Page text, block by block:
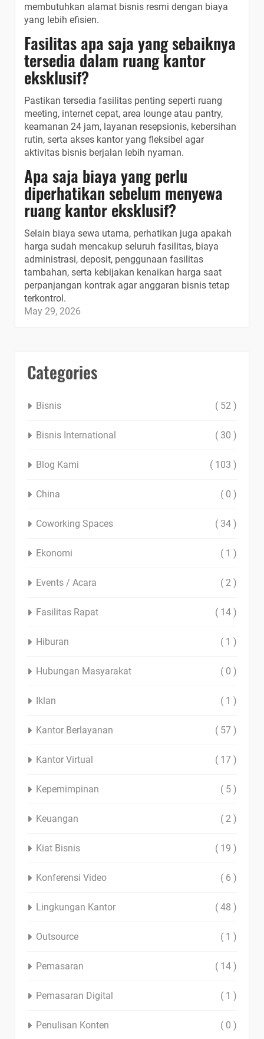
membutuhkan alamat bisnis resmi dengan biaya
yang lebih efisien.
Fasilitas apa saja yang sebaiknya
tersedia dalam ruang kantor
eksklusif?
Pastikan tersedia fasilitas penting seperti ruang
meeting, internet cepat, area lounge atau pantry,
keamanan 24 jam, layanan resepsionis, kebersihan
rutin, serta akses kantor yang fleksibel agar
aktivitas bisnis berjalan lebih nyaman.
Apa saja biaya yang perlu
diperhatikan sebelum menyewa
ruang kantor eksklusif?
Selain biaya sewa utama, perhatikan juga apakah
harga sudah mencakup seluruh fasilitas, biaya
administrasi, deposit, penggunaan fasilitas
tambahan, serta kebijakan kenaikan harga saat
perpanjangan kontrak agar anggaran bisnis tetap
terkontrol.
May 29, 2026
Categories
Bisnis ( 52 )
Bisnis International ( 30 )
Blog Kami ( 103 )
China ( 0 )
Coworking Spaces ( 34 )
Ekonomi ( 1 )
Events / Acara ( 2 )
Fasilitas Rapat ( 14 )
Hiburan ( 1 )
Hubungan Masyarakat ( 0 )
Iklan ( 1 )
Kantor Berlayanan ( 57 )
Kantor Virtual ( 17 )
Kepemimpinan ( 5 )
Keuangan ( 2 )
Kiat Bisnis ( 19 )
Konferensi Video ( 6 )
Lingkungan Kantor ( 48 )
Outsource ( 1 )
Pemasaran ( 14 )
Pemasaran Digital ( 1 )
Penulisan Konten ( 0 )